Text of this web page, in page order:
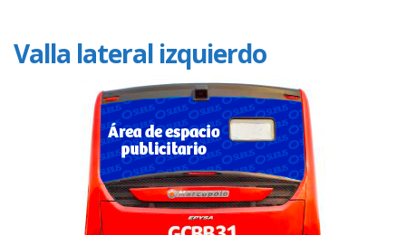
Valla lateral izquierdo